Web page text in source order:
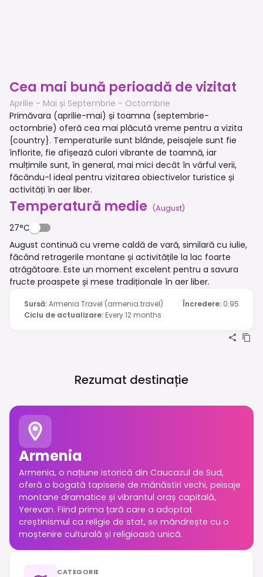
Cea mai bună perioadă de vizitat
Aprilie - Mai și Septembrie - Octombrie
Primăvara (aprilie-mai) și toamna (septembrie-
octombrie) oferă cea mai plăcută vreme pentru a vizita
{country}. Temperaturile sunt blânde, peisajele sunt fie
înflorite, fie afișează culori vibrante de toamnă, iar
mulțimile sunt, în general, mai mici decât în vârful verii,
făcându-l ideal pentru vizitarea obiectivelor turistice și
activități în aer liber.
Temperatură medie (August)
27°C
August continuă cu vreme caldă de vară, similară cu iulie,
făcând retragerile montane și activitățile la lac foarte
atrăgătoare. Este un moment excelent pentru a savura
fructe proaspete și mese tradiționale în aer liber.
Sursă:Armenia Travel (armenia.travel) Încredere: 0.95
Ciclu de actualizare: Every 12 months
Rezumat destinație
Armenia
Armenia, o națiune istorică din Caucazul de Sud,
oferă o bogată tapiserie de mănăstiri vechi, peisaje
montane dramatice și vibrantul oraș capitală,
Yerevan. Fiind prima țară care a adoptat
creștinismul ca religie de stat, se mândrește cu o
moștenire culturală și religioasă unică.
CATEGORIE